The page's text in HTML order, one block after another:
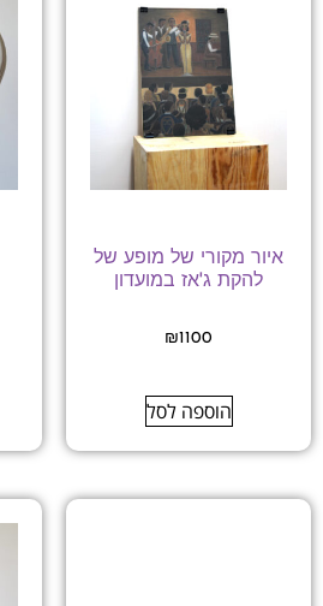
איור מקורי של מופע של
להקת ג'אז במועדון
₪1100
הוספה לסל